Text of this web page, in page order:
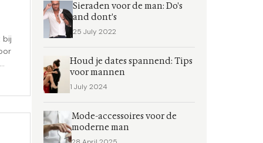
bij
Sieraden voor de man: Do's
and dont's
25 July 2022
Houd je dates spannend: Tips
voor mannen
1 July 2024
Mode-accessoires voor de
moderne man